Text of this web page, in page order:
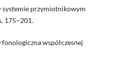
systemie przymiotnikowym
175–201.
współczesnej